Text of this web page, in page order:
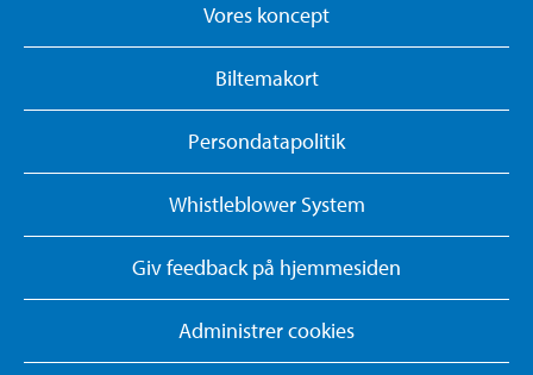
Vores koncept
Biltemakort
Persondatapolitik
Whistleblower System
Giv feedback på hjemmesiden
Administrer cookies